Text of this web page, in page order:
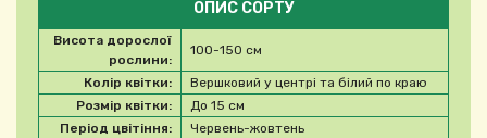
ОПИС СОРТУ
Висота дорослої
рослини:
100-150 см
Колір квітки:
Вершковий у центрі та білий по краю
Розмір квітки:
До 15 см
Період цвітіння:
Червень-жовтень